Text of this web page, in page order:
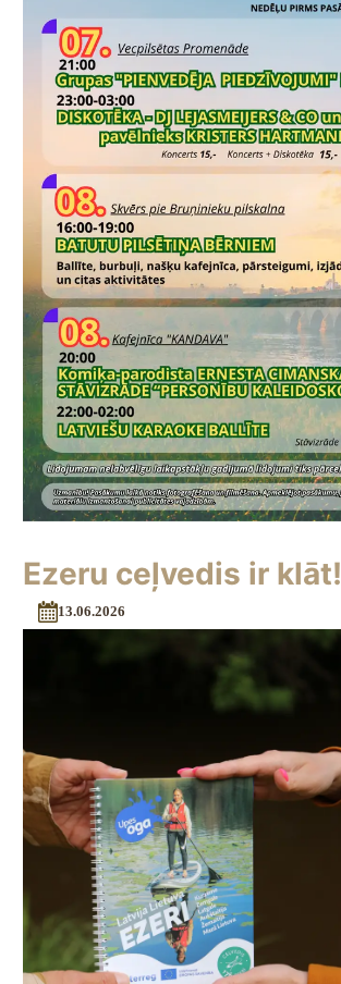
Ezeru ceļvedis ir klāt!
13.06.2026